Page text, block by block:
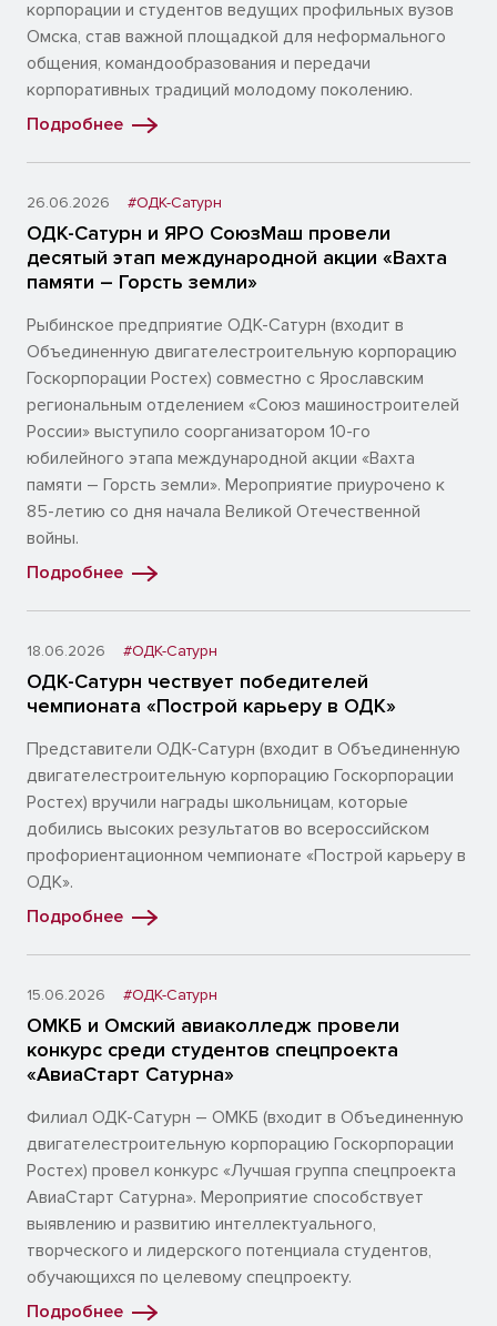
корпорации и студентов ведущих профильных вузов
Омска, став важной площадкой для неформального
общения, командообразования и передачи
корпоративных традиций молодому поколению.
Подробнее
26.06.2026 #ОДК-Сатурн
ОДК-Сатурн и ЯРО СоюзМаш провели
десятый этап международной акции «Вахта
памяти – Горсть земли»
Рыбинское предприятие ОДК-Сатурн (входит в
Объединенную двигателестроительную корпорацию
Госкорпорации Ростех) совместно с Ярославским
региональным отделением «Союз машиностроителей
России» выступило соорганизатором 10-го
юбилейного этапа международной акции «Вахта
памяти – Горсть земли». Мероприятие приурочено к
85-летию со дня начала Великой Отечественной
войны.
Подробнее
18.06.2026 #ОДК-Сатурн
ОДК-Сатурн чествует победителей
чемпионата «Построй карьеру в ОДК»
Представители ОДК-Сатурн (входит в Объединенную
двигателестроительную корпорацию Госкорпорации
Ростех) вручили награды школьницам, которые
добились высоких результатов во всероссийском
профориентационном чемпионате «Построй карьеру в
ОДК».
Подробнее
15.06.2026 #ОДК-Сатурн
ОМКБ и Омский авиаколледж провели
конкурс среди студентов спецпроекта
«АвиаСтарт Сатурна»
Филиал ОДК-Сатурн – ОМКБ (входит в Объединенную
двигателестроительную корпорацию Госкорпорации
Ростех) провел конкурс «Лучшая группа спецпроекта
АвиаСтарт Сатурна». Мероприятие способствует
выявлению и развитию интеллектуального,
творческого и лидерского потенциала студентов,
обучающихся по целевому спецпроекту.
Подробнее